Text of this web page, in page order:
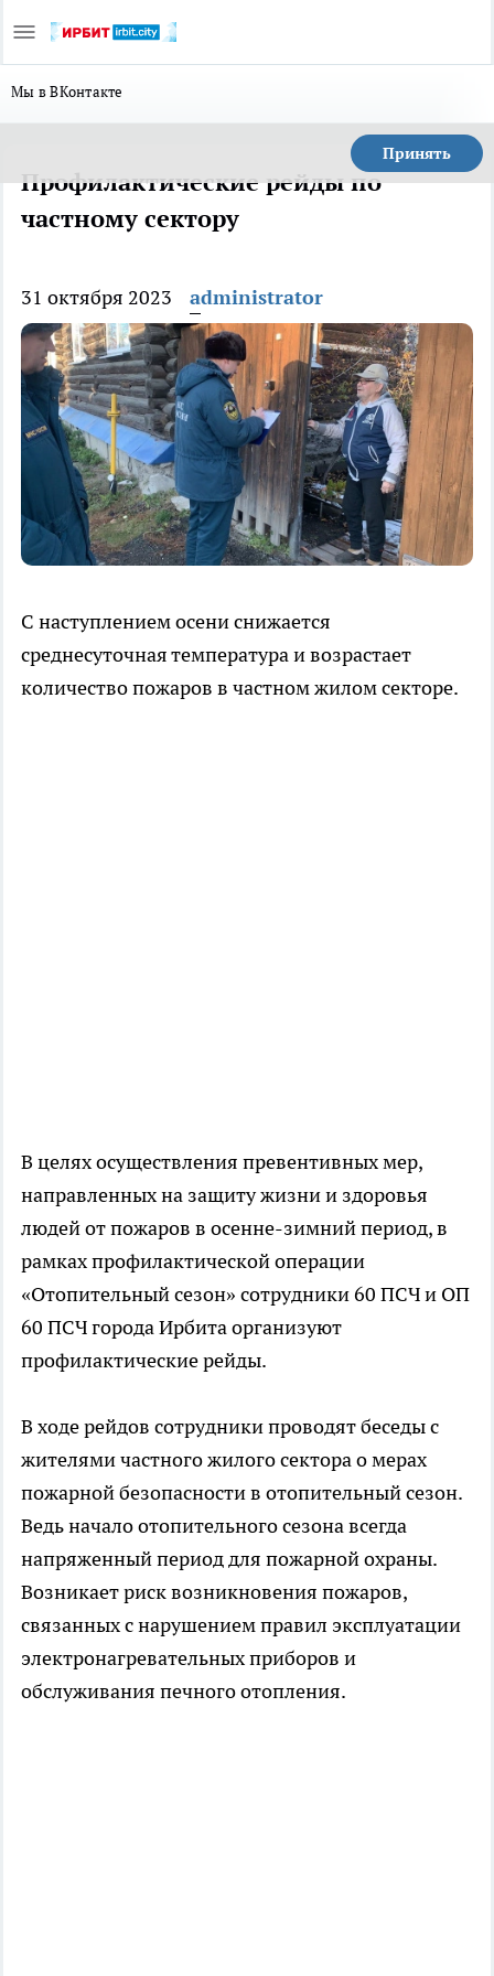
Мы в ВКонтакте
Принять
Профилактические рейды по
частному сектору
31 октября 2023 administrator
С наступлением осени снижается
среднесуточная температура и возрастает
количество пожаров в частном жилом секторе.
В целях осуществления превентивных мер,
направленных на защиту жизни и здоровья
людей от пожаров в осенне-зимний период, в
рамках профилактической операции
«Отопительный сезон» сотрудники 60 ПСЧ и ОП
60 ПСЧ города Ирбита организуют
профилактические рейды.
В ходе рейдов сотрудники проводят беседы с
жителями частного жилого сектора о мерах
пожарной безопасности в отопительный сезон.
Ведь начало отопительного сезона всегда
напряженный период для пожарной охраны.
Возникает риск возникновения пожаров,
связанных с нарушением правил эксплуатации
электронагревательных приборов и
обслуживания печного отопления.